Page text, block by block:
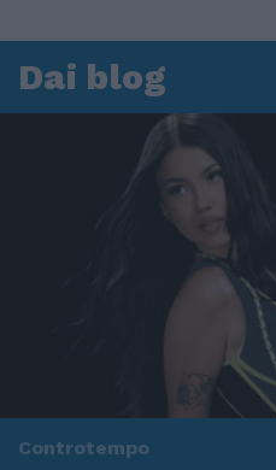
Dai blog
Controtempo